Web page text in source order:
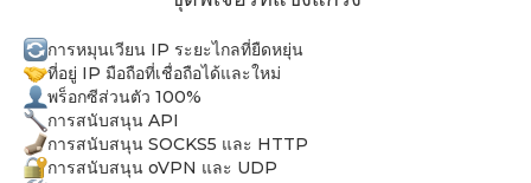
การหมุนเวียน IP ระยะไกลที่ยืดหยุ่น
ที่อยู่ IP มือถือที่เชื่อถือได้และใหม่
พร็อกซีส่วนตัว 100%
การสนับสนุน API
การสนับสนุน SOCKS5 และ HTTP
การสนับสนุน oVPN และ UDP